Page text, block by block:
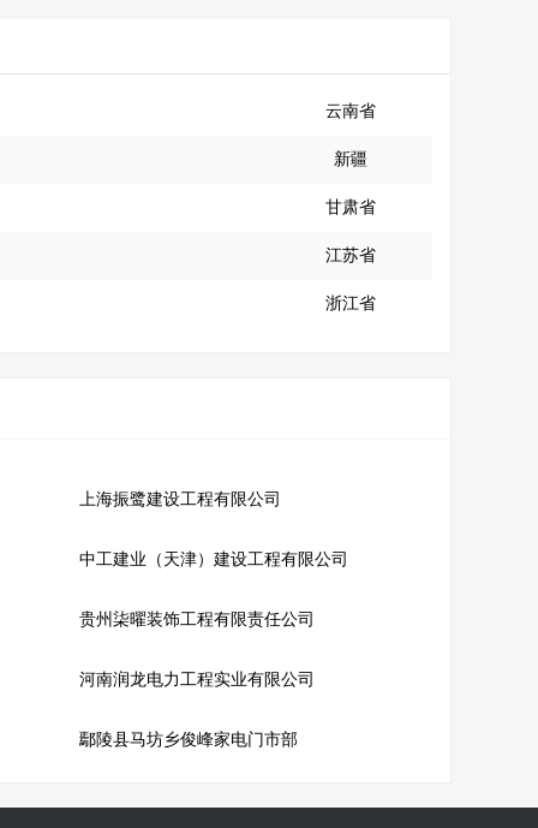
云南省
新疆
甘肃省
江苏省
浙江省
上海振鹭建设工程有限公司
中工建业（天津）建设工程有限公司
贵州柒曜装饰工程有限责任公司
河南润龙电力工程实业有限公司
鄢陵县马坊乡俊峰家电门市部